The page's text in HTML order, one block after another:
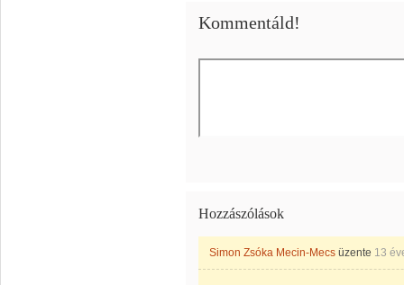
Kommentáld!
Hozzászólások
Simon Zsóka Mecin-Mecs üzente 13